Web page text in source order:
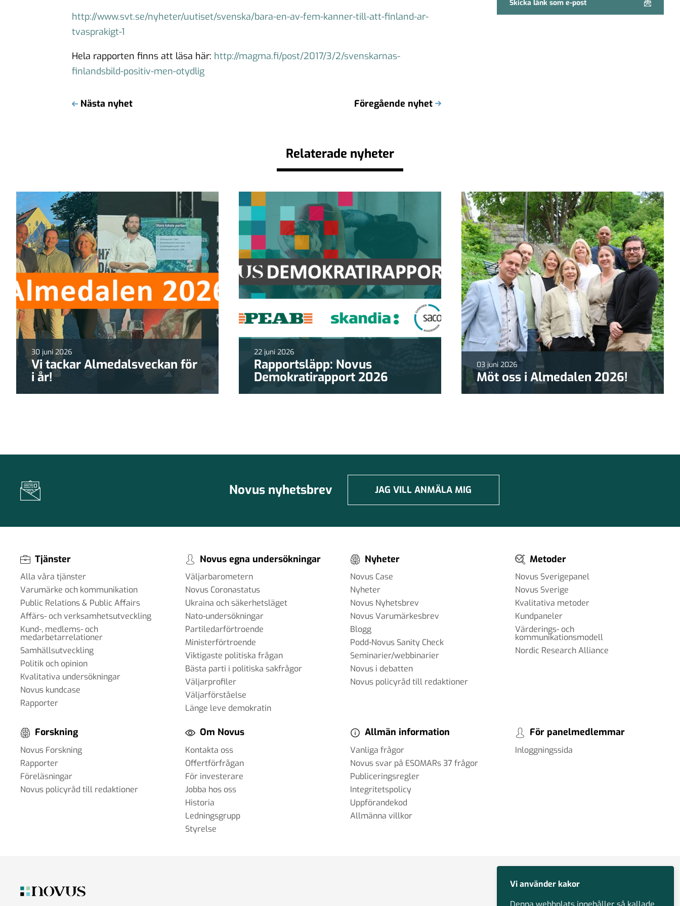
http://www.svt.se/nyheter/uutiset/svenska/bara-en-av-fem-kanner-till-att-finland-ar-
tvasprakigt-1
Hela rapporten finns att läsa här: http://magma.fi/post/2017/3/2/svenskarnas-
finlandsbild-positiv-men-otydlig
Nästa nyhet Föregående nyhet
Skicka länk som e-post
Relaterade nyheter
30 juni 2026
Vi tackar Almedalsveckan för
i år!
22 juni 2026
Rapportsläpp: Novus
Demokratirapport 2026
03 juni 2026
Möt oss i Almedalen 2026!
Novus nyhetsbrev JAG VILL ANMÄLA MIG
Tjänster
Alla våra tjänster
Varumärke och kommunikation
Public Relations & Public Affairs
Affärs- och verksamhetsutveckling
Kund-, medlems- och
medarbetarrelationer
Samhällsutveckling
Politik och opinion
Kvalitativa undersökningar
Novus kundcase
Rapporter
Novus egna undersökningar
Väljarbarometern
Novus Coronastatus
Ukraina och säkerhetsläget
Nato-undersökningar
Partiledarförtroende
Ministerförtroende
Viktigaste politiska frågan
Bästa parti i politiska sakfrågor
Väljarprofiler
Väljarförståelse
Länge leve demokratin
Nyheter
Novus Case
Nyheter
Novus Nyhetsbrev
Novus Varumärkesbrev
Blogg
Podd-Novus Sanity Check
Seminarier/webbinarier
Novus i debatten
Novus policyråd till redaktioner
Metoder
Novus Sverigepanel
Novus Sverige
Kvalitativa metoder
Kundpaneler
Värderings- och
kommunikationsmodell
Nordic Research Alliance
Forskning
Novus Forskning
Rapporter
Föreläsningar
Novus policyråd till redaktioner
Om Novus
Kontakta oss
Offertförfrågan
För investerare
Jobba hos oss
Historia
Ledningsgrupp
Styrelse
Allmän information
Vanliga frågor
Novus svar på ESOMARs 37 frågor
Publiceringsregler
Integritetspolicy
Uppförandekod
Allmänna villkor
För panelmedlemmar
Inloggningssida
Vi använder kakor